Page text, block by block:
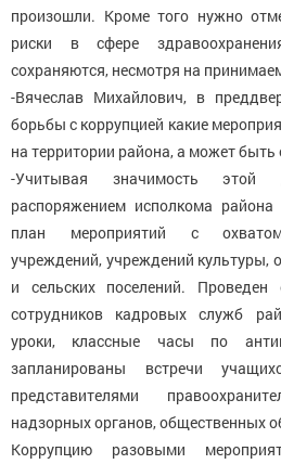
произошли. Кроме того нужно
риски в сфере
сохраняются, несмотря на
-Вячеслав Михайлович, в
борьбы с коррупцией какие
на территории района, а может
-Учитывая значимость этой
распоряжением исполкома
план мероприятий с охватом
учреждений, учреждений культуры,
и сельских поселений.
сотрудников кадровых служб
уроки, классные часы по
запланированы встречи
представителями
надзорных органов, общественных
Коррупцию разовыми